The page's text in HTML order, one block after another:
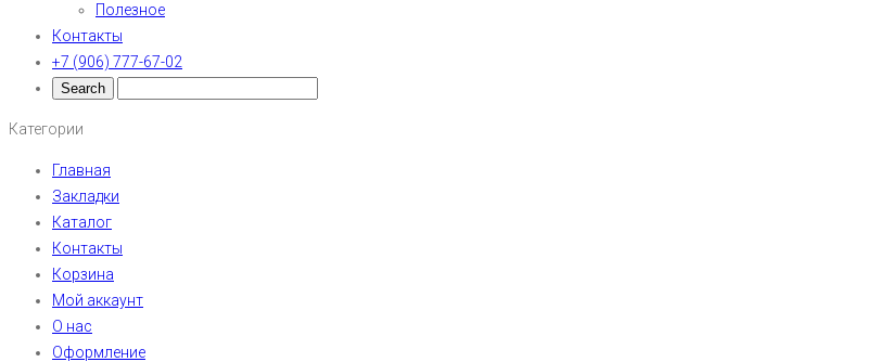
Полезное
Контакты
+7 (906) 777-67-02
Категории
Главная
Закладки
Каталог
Контакты
Корзина
Мой аккаунт
О нас
Оформление